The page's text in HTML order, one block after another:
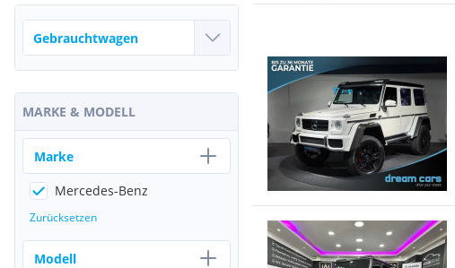
MARKE & MODELL
Marke
Mercedes-Benz
Zurücksetzen
Modell